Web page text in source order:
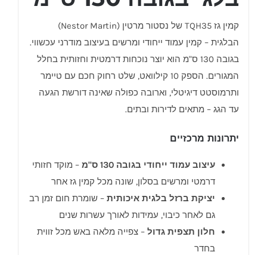
קמין גז TQH35 של נסטור מרטין (Nestor Martin)
הבלגית – קמין עמוד ייחודי ומרשים בעיצוב מודרני עכשווי.
בגובה 130 ס"מ הוא יוצר נוכחות דרמטית וחזותית בחלל
המגורים. הספק 10 קילוואט, שלט רחוק חכם עם טיימר
ותרמוסטט דיגיטלי, וארובה כפולה שאינה דורשת הגעה
עד הגג – מתאים לדירות ובתים.
יתרונות מרכזיים
עיצוב עמוד ייחודי בגובה 130 ס"מ
– מוקד חזותי
דרמטי ומרשים בסלון, שונה מכל קמין גז אחר
יציקת ברזל בלגית איכותית– שומרת חום זמן רב
גם לאחר כיבוי, עמידות לאורך עשרות שנים
חלון תצפית גדול– צפייה מלאה באש מכל זווית
בחדר